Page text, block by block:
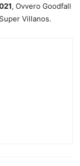
, Ovvero Goodfall
Villanos.